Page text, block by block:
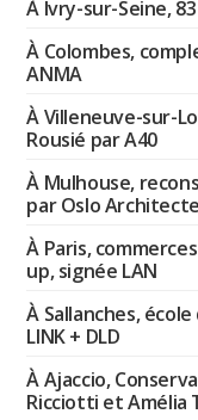
À Ivry-sur-Seine,
À Colombes,
ANMA
À Villeneuve-sur-
Rousié par A40
À Mulhouse,
par Oslo
À Paris,
up, signée LAN
À Sallanches,
LINK + DLD
À Ajaccio,
Ricciotti et Amélia